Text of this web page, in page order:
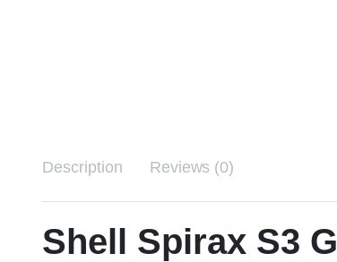
Description Reviews (0)
Shell Spirax S3